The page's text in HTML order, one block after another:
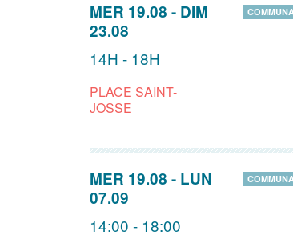
MER 19.08 - DIM
23.08
14H - 18H
PLACE SAINT-
JOSSE
MER 19.08 - LUN
07.09
14:00 - 18:00